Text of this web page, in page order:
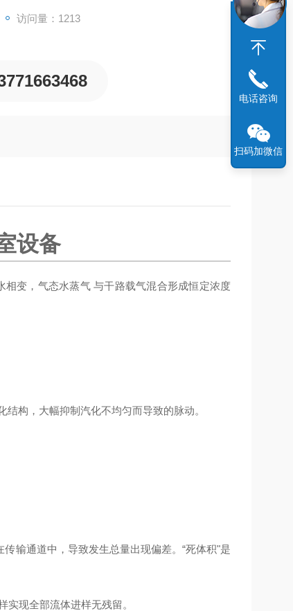
访问量：1213
设备
变，气态水蒸气 与干路载气混合形成恒定浓度
构，大幅抑制汽化不均匀而导致的脉动。
输通道中，导致发生总量出现偏差。“死体积"是
现全部流体进样无残留。
电话咨询
扫码加微信